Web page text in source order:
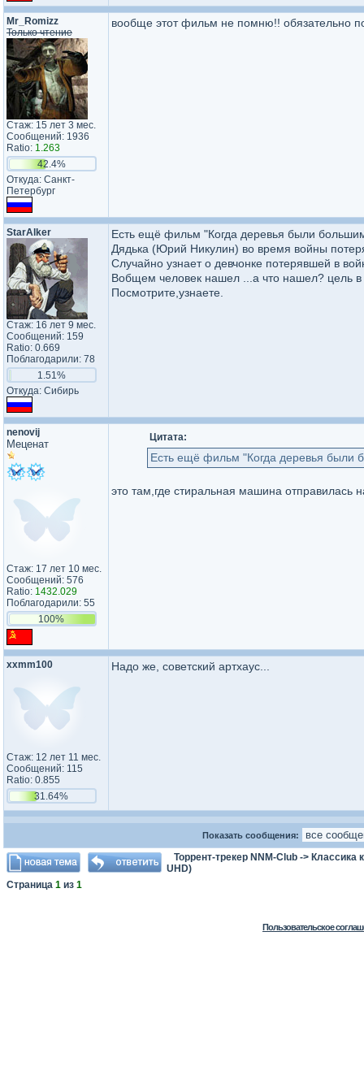
Mr_Romizz
Только чтение
Стаж: 15 лет 3 мес.
Сообщений: 1936
Ratio: 1.263
42.4%
Откуда: Санкт-
Петербург
вообще этот фильм не помню!! обязательно
StarAlker
Стаж: 16 лет 9 мес.
Сообщений: 159
Ratio: 0.669
Поблагодарили: 78
1.51%
Откуда: Сибирь
Есть ещё фильм "Когда деревья были
Дядька (Юрий Никулин) во время войны
Случайно узнает о девчонке потерявшей в
Вобщем человек нашел ...а что нашел? цель в
Посмотрите,узнаете.
nenovij
Меценат
Стаж: 17 лет 10 мес.
Сообщений: 576
Ratio: 1432.029
Поблагодарили: 55
100%
Цитата:
Есть ещё фильм "Когда деревья были
это там,где стиральная машина отправилась
xxmm100
Стаж: 12 лет 11 мес.
Сообщений: 115
Ratio: 0.855
31.64%
Надо же, советский артхаус...
Показать сообщения:
Торрент-трекер NNM-Club -> Классика
UHD)
Страница 1 из 1
Пользовательское